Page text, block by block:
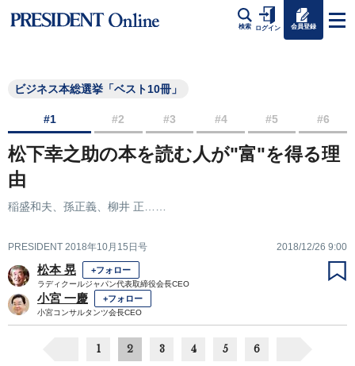
検索 ログイン 会員登録
ビジネス本総選挙「ベスト10冊」
#1 #2 #3 #4 #5 #6
松下幸之助の本を読む人が"富"を得る理
由
稲盛和夫、孫正義、柳井 正……
PRESIDENT 2018年10月15日号 2018/12/26 9:00
松本 晃 +フォロー
ラディクールジャパン代表取締役会長CEO
小宮 一慶 +フォロー
小宮コンサルタンツ会長CEO
1 2 3 4 5 6